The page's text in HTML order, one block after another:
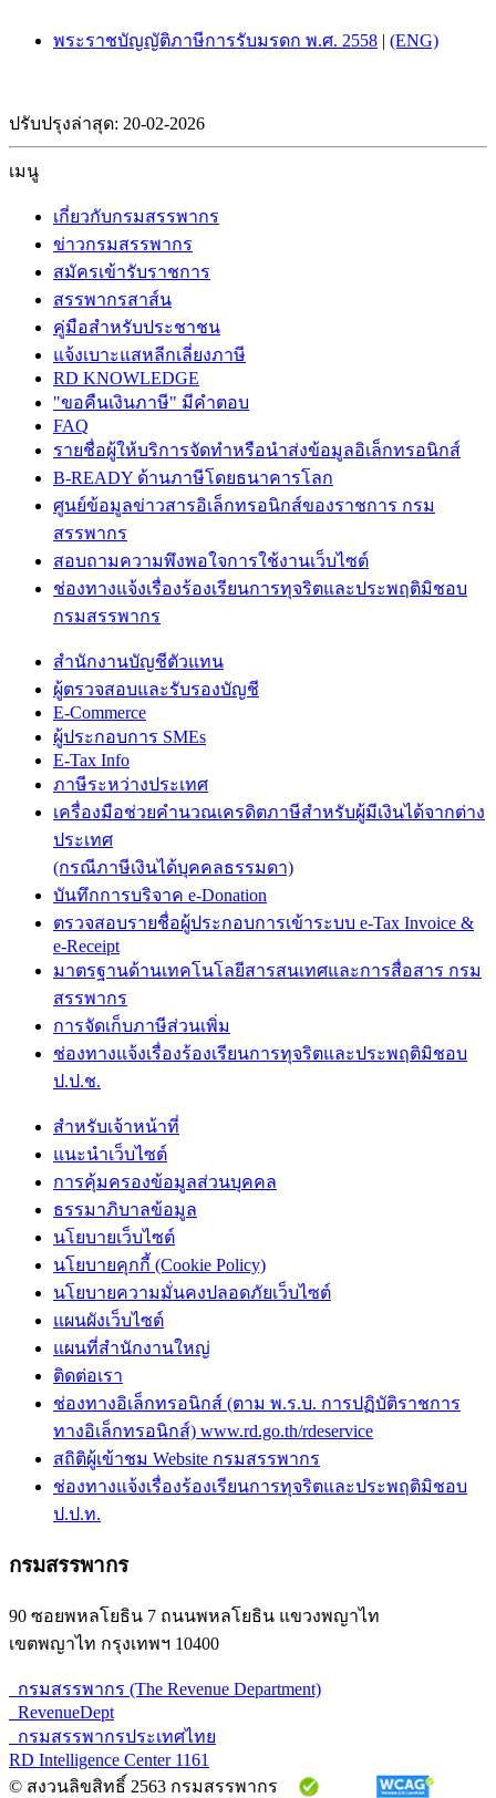
พระราชบัญญัติภาษีการรับมรดก พ.ศ. 2558 | (ENG)
ปรับปรุงล่าสุด: 20-02-2026
เมนู
เกี่ยวกับกรมสรรพากร
ข่าวกรมสรรพากร
สมัครเข้ารับราชการ
สรรพากรสาส์น
คู่มือสำหรับประชาชน
แจ้งเบาะแสหลีกเลี่ยงภาษี
RD KNOWLEDGE
"ขอคืนเงินภาษี" มีคำตอบ
FAQ
รายชื่อผู้ให้บริการจัดทำหรือนำส่งข้อมูลอิเล็กทรอนิกส์
B-READY ด้านภาษีโดยธนาคารโลก
ศูนย์ข้อมูลข่าวสารอิเล็กทรอนิกส์ของราชการ กรม
สรรพากร
สอบถามความพึงพอใจการใช้งานเว็บไซต์
ช่องทางแจ้งเรื่องร้องเรียนการทุจริตและประพฤติมิชอบ
กรมสรรพากร
สำนักงานบัญชีตัวแทน
ผู้ตรวจสอบและรับรองบัญชี
E-Commerce
ผู้ประกอบการ SMEs
E-Tax Info
ภาษีระหว่างประเทศ
เครื่องมือช่วยคำนวณเครดิตภาษีสำหรับผู้มีเงินได้จากต่าง
ประเทศ
(กรณีภาษีเงินได้บุคคลธรรมดา)
บันทึกการบริจาค e-Donation
ตรวจสอบรายชื่อผู้ประกอบการเข้าระบบ e-Tax Invoice &
e-Receipt
มาตรฐานด้านเทคโนโลยีสารสนเทศและการสื่อสาร กรม
สรรพากร
การจัดเก็บภาษีส่วนเพิ่ม
ช่องทางแจ้งเรื่องร้องเรียนการทุจริตและประพฤติมิชอบ
ป.ป.ช.
สำหรับเจ้าหน้าที่
แนะนำเว็บไซต์
การคุ้มครองข้อมูลส่วนบุคคล
ธรรมาภิบาลข้อมูล
นโยบายเว็บไซต์
นโยบายคุกกี้ (Cookie Policy)
นโยบายความมั่นคงปลอดภัยเว็บไซต์
แผนผังเว็บไซต์
แผนที่สำนักงานใหญ่
ติดต่อเรา
ช่องทางอิเล็กทรอนิกส์ (ตาม พ.ร.บ. การปฏิบัติราชการ
ทางอิเล็กทรอนิกส์) www.rd.go.th/rdeservice
สถิติผู้เข้าชม Website กรมสรรพากร
ช่องทางแจ้งเรื่องร้องเรียนการทุจริตและประพฤติมิชอบ
ป.ป.ท.
กรมสรรพากร
90 ซอยพหลโยธิน 7 ถนนพหลโยธิน แขวงพญาไท
เขตพญาไท กรุงเทพฯ 10400
กรมสรรพากร (The Revenue Department)
RevenueDept
กรมสรรพากรประเทศไทย
RD Intelligence Center 1161
© สงวนลิขสิทธิ์ 2563 กรมสรรพากร